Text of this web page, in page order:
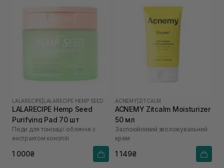
LALARECIPE LALARECIPE HEMP SEED
LALARECIPE Hemp Seed
Purifying Pad 70 шт
Педи для тонізації обличчя з
екстрактом коноплі
1 000₴
ACNEMY ZITCALM
ACNEMY Zitcalm Moisturizer
50 мл
Заспокійливий зволожувальний
крем
1 149₴